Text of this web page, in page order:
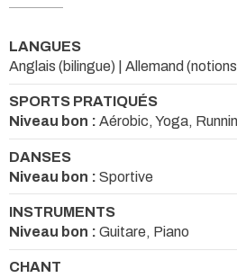
LANGUES
Anglais (bilingue) | Allemand
SPORTS PRATIQUÉS
Niveau bon : Aérobic, Yoga,
DANSES
Niveau bon : Sportive
INSTRUMENTS
Niveau bon : Guitare, Piano
CHANT